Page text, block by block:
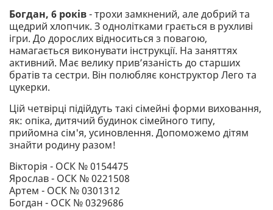
Богдан, 6 років- трохи замкнений, але добрий та
щедрий хлопчик. З однолітками грається в рухливі
ігри. До дорослих відноситься з повагою,
намагається виконувати інструкції. На заняттях
активний. Має велику прив’язаність до старших
братів та сестри. Він полюбляє конструктор Лего та
цукерки.
Цій четвірці підійдуть такі сімейні форми виховання,
як: опіка, дитячий будинок сімейного типу,
прийомна сім'я, усиновлення. Допоможемо дітям
знайти родину разом!
Вікторія - ОСК № 0154475
Ярослав - ОСК № 0221508
Артем - ОСК № 0301312
Богдан - ОСК № 0329686